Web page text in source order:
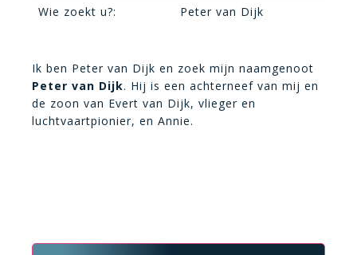
Wie zoekt u?: Peter van Dijk
Ik ben Peter van Dijk en zoek mijn naamgenoot
Peter van Dijk. Hij is een achterneef van mij en
de zoon van Evert van Dijk, vlieger en
luchtvaartpionier, en Annie.